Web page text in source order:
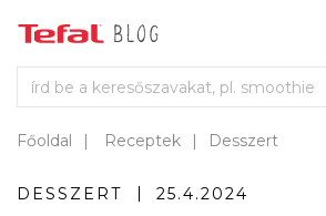
Főoldal Receptek Desszert
DESSZERT 25.4.2024